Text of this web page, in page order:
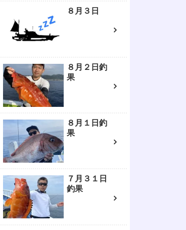
８月３日
８月２日釣
果
８月１日釣
果
７月３１日
釣果